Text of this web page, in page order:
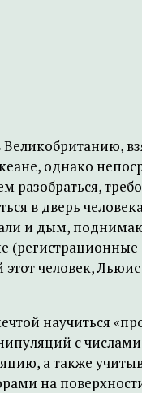
однако
в дверь
и дым,
человек,
научиться
с
а также
на